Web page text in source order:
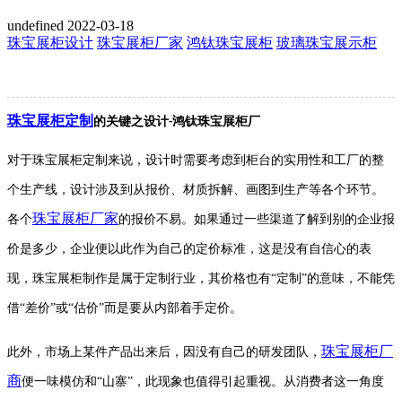
undefined 2022-03-18
珠宝展柜设计 珠宝展柜厂家 鸿钛珠宝展柜 玻璃珠宝展示柜
珠宝展柜定制 的关键之设计-鸿钛珠宝展柜厂
对于珠宝展柜定制 来说，设计时需要考虑到柜台的实用性和工厂的整
个生产线，设计涉及到从报价、 材质拆解、画图到生产等各个环节。
各个珠宝展柜厂家的报价不易。如果通过一些渠道了解到别的企业报
价是多少，企业便以此作为自己的定价标准，这是没有自信心的表
现， 珠宝展柜制作是 属于定制行业，其价格也有“定制”的意味， 不能凭
借“差价”或“估价”而是要从内部着手定价。
此外，市场上某件产品出来后，因没有自己的研发团队， 珠宝展柜厂
商便一味模仿和“山寨”，此现象也值得引起重视。从消费者这一角度